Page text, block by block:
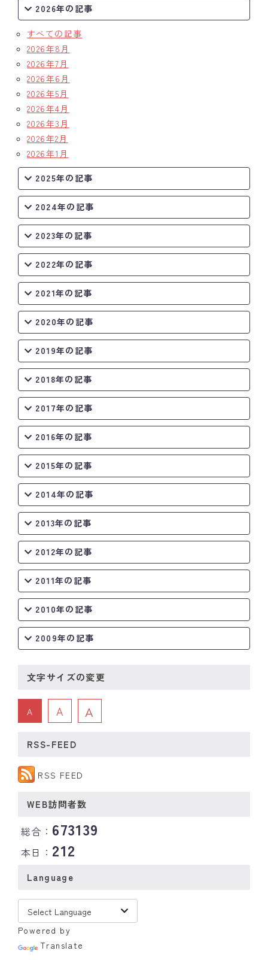
2026年の記事
すべての記事
2026年8月
2026年7月
2026年6月
2026年5月
2026年4月
2026年3月
2026年2月
2026年1月
2025年の記事
2024年の記事
2023年の記事
2022年の記事
2021年の記事
2020年の記事
2019年の記事
2018年の記事
2017年の記事
2016年の記事
2015年の記事
2014年の記事
2013年の記事
2012年の記事
2011年の記事
2010年の記事
2009年の記事
文字サイズの変更
A A A
RSS-FEED
RSS FEED
WEB訪問者数
総合： 673139
本日： 212
Language
Powered by
Translate